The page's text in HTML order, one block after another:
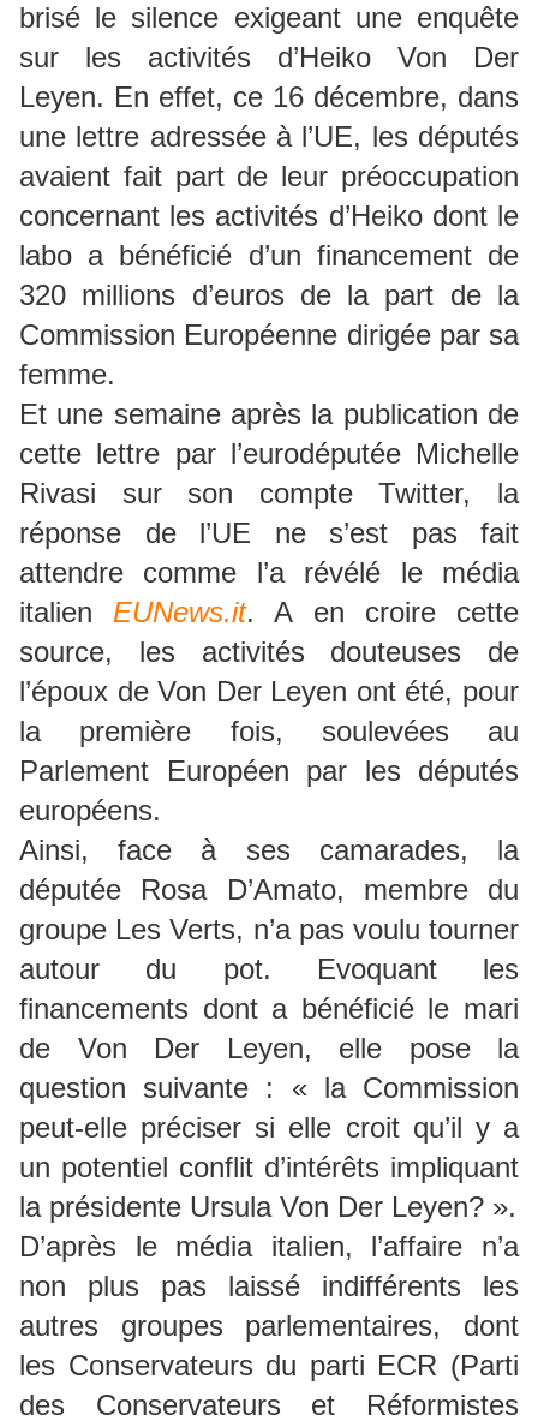
brisé le silence exigeant une enquête
sur les activités d’Heiko Von Der
Leyen. En effet, ce 16 décembre, dans
une lettre adressée à l’UE, les députés
avaient fait part de leur préoccupation
concernant les activités d’Heiko dont le
labo a bénéficié d’un financement de
320 millions d’euros de la part de la
Commission Européenne dirigée par sa
femme.
Et une semaine après la publication de
cette lettre par l’eurodéputée Michelle
Rivasi sur son compte Twitter, la
réponse de l’UE ne s’est pas fait
attendre comme l’a révélé le média
italien EUNews.it. A en croire cette
source, les activités douteuses de
l’époux de Von Der Leyen ont été, pour
la première fois, soulevées au
Parlement Européen par les députés
européens.
Ainsi, face à ses camarades, la
députée Rosa D’Amato, membre du
groupe Les Verts, n’a pas voulu tourner
autour du pot. Evoquant les
financements dont a bénéficié le mari
de Von Der Leyen, elle pose la
question suivante : « la Commission
peut-elle préciser si elle croit qu’il y a
un potentiel conflit d’intérêts impliquant
la présidente Ursula Von Der Leyen? ».
D’après le média italien, l’affaire n’a
non plus pas laissé indifférents les
autres groupes parlementaires, dont
les Conservateurs du parti ECR (Parti
des Conservateurs et Réformistes